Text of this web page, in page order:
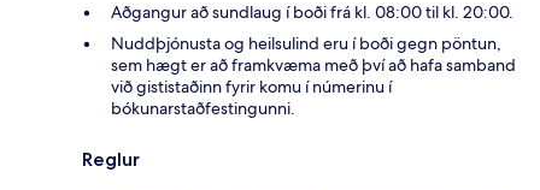
Aðgangur að sundlaug í boði frá kl. 08:00 til kl. 20:00.
Nuddþjónusta og heilsulind eru í boði gegn pöntun,
sem hægt er að framkvæma með því að hafa samband
við gististaðinn fyrir komu í númerinu í
bókunarstaðfestingunni.
Reglur